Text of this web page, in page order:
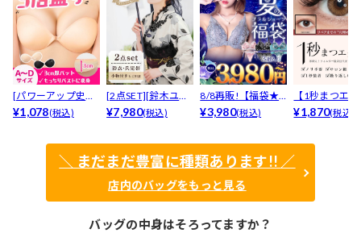
[パワーアップ史上
最強5倍盛りアップ
¥1,078(税込)
[2点SET][鈴木ユリ
ア(baby)...
¥7,980(税込)
8/8再販!【福袋★
ブラセット3点
¥3,980(税込)
【1秒まつエ
リュームタイ
¥1,870(税込)
＼ まだまだ豊富に種類あります!! ／
店内のバッグをもっと見る
バッグの中身はそろってますか？